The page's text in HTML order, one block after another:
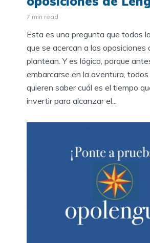
7 min read
Esta es una pregunta que todas
que se acercan a las oposiciones
plantean. Y es lógico, porque
embarcarse en la aventura,
quieren saber cuál es el tiempo
invertir para alcanzar el...